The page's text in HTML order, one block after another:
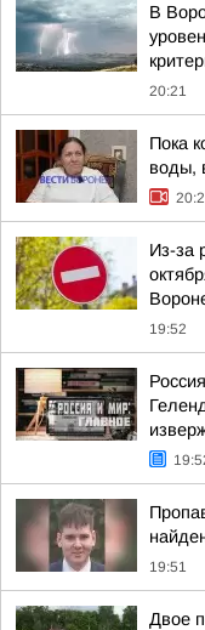
В
20:21
Пока
воды,
Из-за
19:52
19:51
Двое